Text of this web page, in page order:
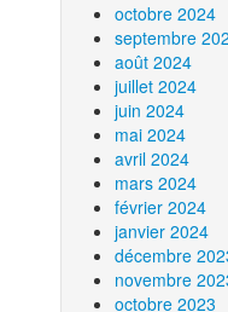
octobre 2024
septembre
août 2024
juillet 2024
juin 2024
mai 2024
avril 2024
mars 2024
février 2024
janvier 2024
décembre
novembre
octobre 2023